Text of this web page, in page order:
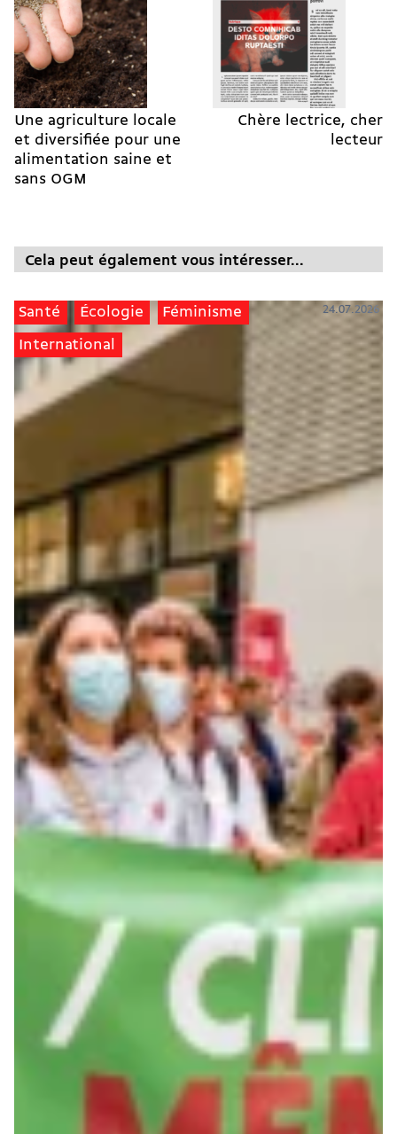
Une agriculture locale
et diversifiée pour une
alimentation saine et
sans OGM
Chère lectrice, cher
lecteur
Cela peut également vous intéresser...
Santé Écologie Féminisme
International
24.07.2026